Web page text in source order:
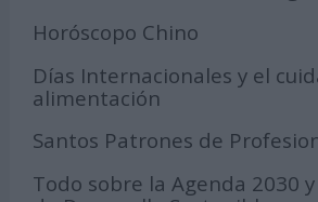
Horóscopo Chino
Días Internacionales y el
alimentación
Santos Patrones de
Todo sobre la Agenda 2030